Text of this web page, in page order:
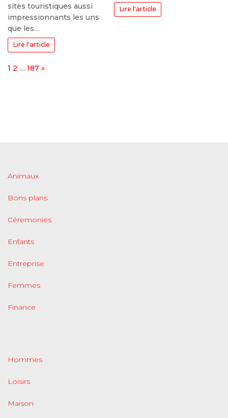
sites touristiques aussi
impressionnants les uns
que les…
Lire l'article
Lire l'article
Page:
1 2 … 187 Next
»
Animaux
Bons plans
Céremonies
Enfants
Entreprise
Femmes
Finance
Hommes
Loisirs
Maison